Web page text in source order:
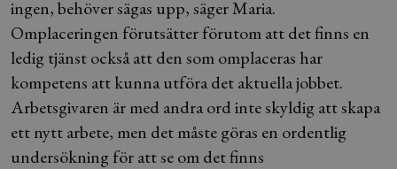
ingen, behöver sägas upp, säger Maria.
Omplaceringen förutsätter förutom att det finns en
ledig tjänst också att den som omplaceras har
kompetens att kunna utföra det aktuella jobbet.
Arbetsgivaren är med andra ord inte skyldig att skapa
ett nytt arbete, men det måste göras en ordentlig
undersökning för att se om det finns